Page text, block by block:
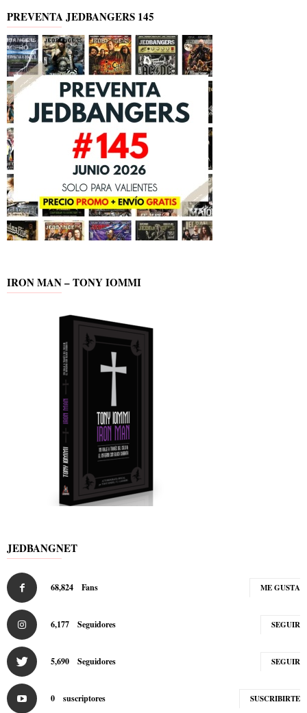
PREVENTA JEDBANGERS 145
IRON MAN – TONY IOMMI
JEDBANGNET
68,824 Fans ME GUSTA
6,177 Seguidores SEGUIR
5,690 Seguidores SEGUIR
0 suscriptores SUSCRIBIRTE